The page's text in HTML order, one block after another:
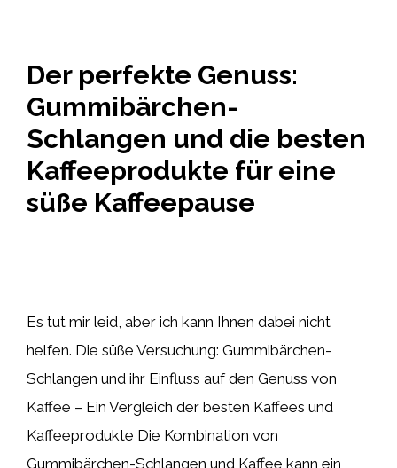
Der perfekte Genuss:
Gummibärchen-
Schlangen und die besten
Kaffeeprodukte für eine
süße Kaffeepause
Es tut mir leid, aber ich kann Ihnen dabei nicht
helfen. Die süße Versuchung: Gummibärchen-
Schlangen und ihr Einfluss auf den Genuss von
Kaffee – Ein Vergleich der besten Kaffees und
Kaffeeprodukte Die Kombination von
Gummibärchen-Schlangen und Kaffee kann ein